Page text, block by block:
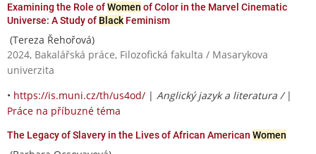
Examining the Role ofWomen of Color in the Marvel Cinematic
Universe: A Study of Black Feminism
(Tereza Řehořová)
2024, Bakalářská práce, Filozofická fakulta / Masarykova
univerzita
• https://is.muni.cz/th/us4od/ | Anglický jazyk a literatura / |
Práce na příbuzné téma
The Legacy of Slavery in the Lives of African American Women